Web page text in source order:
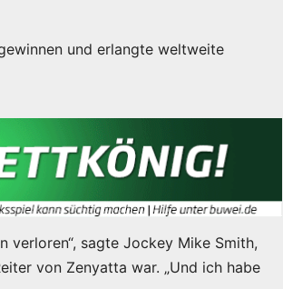
und erlangte weltweite
verloren“, sagte Jockey Mike Smith,
von Zenyatta war. „Und ich habe